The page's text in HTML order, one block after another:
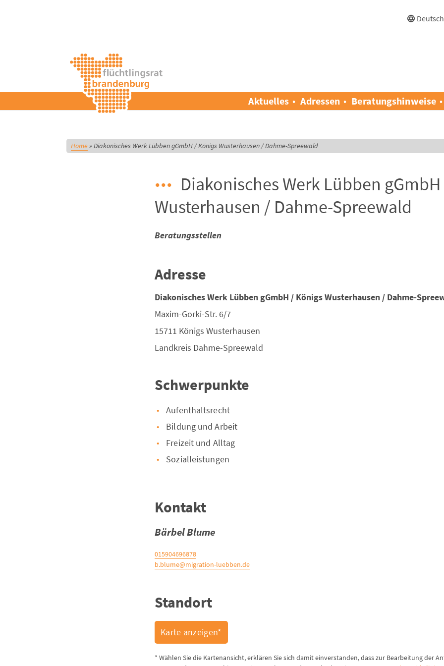
Deutsch
Aktuelles Adressen Beratungshinweise
Home»Diakonisches Werk Lübben gGmbH / Königs Wusterhausen / Dahme-Spreewald
Diakonisches Werk Lübben
Wusterhausen / Dahme-Spreewald
Beratungsstellen
Adresse
Diakonisches Werk Lübben gGmbH / Königs Wusterhausen / Dahme-
Maxim-Gorki-Str. 6/7
15711 Königs Wusterhausen
Landkreis Dahme-Spreewald
Schwerpunkte
Aufenthaltsrecht
Bildung und Arbeit
Freizeit und Alltag
Sozialleistungen
Kontakt
Bärbel Blume
015904696878
b.blume@migration-luebben.de
Standort
Karte anzeigen*
* Wählen Sie die Kartenansicht, erklären Sie sich damit einverstanden, dass zur Bearbeitung der